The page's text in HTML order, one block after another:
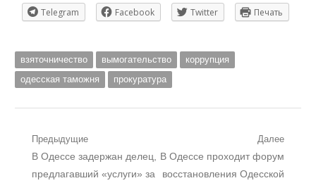
Telegram Facebook Twitter Печать
взяточничество вымогательство
коррупция
одесская таможня
прокуратура
Навигация
Предыдущие
Предыдущий
пост:
В Одессе задержан делец,
предлагавший «услуги» за
Далее
Следующий
пост:
В Одессе проходит форум
восстановления Одесской